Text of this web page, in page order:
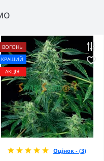
ВОГОНЬ
КРАЩИЙ
АКЦІЯ
Оцінок - (3)